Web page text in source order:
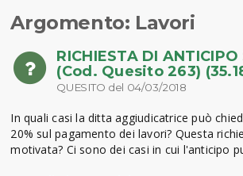
Argomento: Lavori
RICHIESTA DI ANTICIPO
(Cod. Quesito 263)
QUESITO del 04/03/2018
In quali casi la ditta aggiudicatrice può
20% sul pagamento dei lavori? Questa
motivata? Ci sono dei casi in cui l'anticipo